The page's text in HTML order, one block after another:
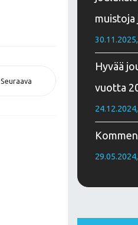
Seuraava
muistoja
Hyvää
vuotta